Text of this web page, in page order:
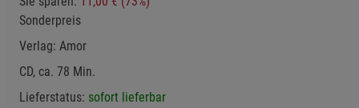
Sonderpreis
Verlag: Amor
CD, ca. 78 Min.
Lieferstatus: sofort lieferbar